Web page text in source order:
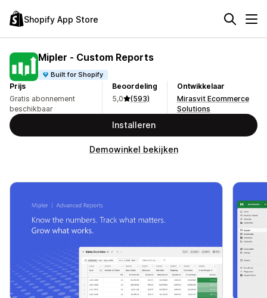
Shopify App Store
Mipler ‑ Custom Reports
Built for Shopify
Prijs
Gratis abonnement
beschikbaar
Beoordeling
5,0
(593)
Ontwikkelaar
Mirasvit Ecommerce
Solutions
Installeren
Demowinkel bekijken